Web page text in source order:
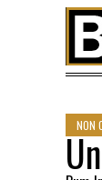
Skip to content
NON